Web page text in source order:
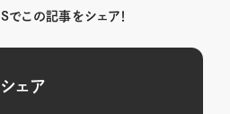
でこの記事をシェア！
ェア